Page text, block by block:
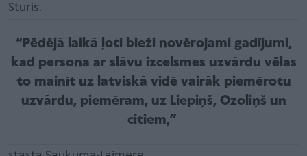
Stūris.
“Pēdējā laikā ļoti bieži novērojami gadījumi,
kad persona ar slāvu izcelsmes uzvārdu vēlas
to mainīt uz latviskā vidē vairāk piemērotu
uzvārdu, piemēram, uz Liepiņš, Ozoliņš un
citiem,”